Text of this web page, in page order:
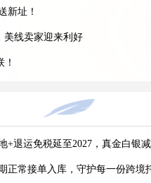
新址！
美线卖家迎来利好
扛不住!
货还能顺利进美国吗?
+退运免税延至2027，真金白银
正常接单入库，守护每一份跨境